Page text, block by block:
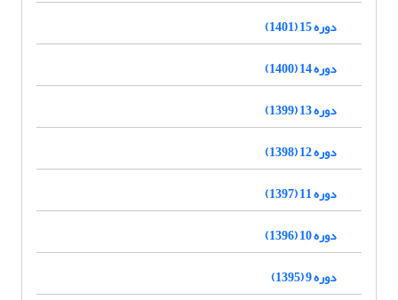
دوره 15 (1401)
دوره 14 (1400)
دوره 13 (1399)
دوره 12 (1398)
دوره 11 (1397)
دوره 10 (1396)
دوره 9 (1395)